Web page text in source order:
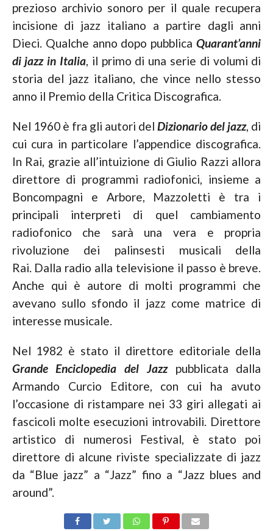
prezioso archivio sonoro per il quale recupera
incisione di jazz italiano a partire dagli anni
Dieci. Qualche anno dopo pubblicaQuarant’anni
di jazz in Italia, il primo di una serie di volumi di
storia del jazz italiano, che vince nello stesso
anno il Premio della Critica Discografica.
Nel 1960 è fra gli autori delDizionario del jazz, di
cui cura in particolare l’appendice discografica.
In Rai, grazie all’intuizione di Giulio Razzi allora
direttore di programmi radiofonici, insieme a
Boncompagni e Arbore, Mazzoletti è tra i
principali interpreti di quel cambiamento
radiofonico che sarà una vera e propria
rivoluzione dei palinsesti musicali della
Rai. Dalla radio alla televisione il passo è breve.
Anche qui è autore di molti programmi che
avevano sullo sfondo il jazz come matrice di
interesse musicale.
Nel 1982 è stato il direttore editoriale della
Grande Enciclopedia del Jazzpubblicata dalla
Armando Curcio Editore, con cui ha avuto
l’occasione di ristampare nei 33 giri allegati ai
fascicoli molte esecuzioni introvabili. Direttore
artistico di numerosi Festival, è stato poi
direttore di alcune riviste specializzate di jazz
da “Blue jazz” a “Jazz” fino a “Jazz blues and
around”.